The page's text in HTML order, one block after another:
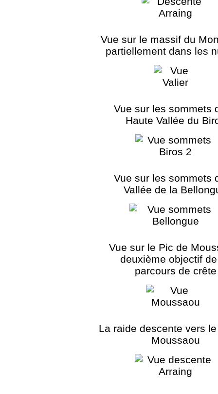
Vue sur le massif du
partiellement dans les
Vue sur les sommets
Haute Vallée du
Vue sur les sommets
Vallée de la
Vue sur le Pic de
deuxième objectif
parcours de crête
La raide descente vers
Moussaou